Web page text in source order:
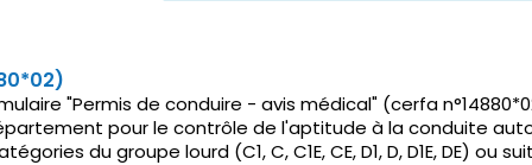
"Permis de conduire - avis médical" (cerfa
pour le contrôle de l'aptitude à la conduite
du groupe lourd (C1, C, C1E, CE, D1, D, D1E, DE)